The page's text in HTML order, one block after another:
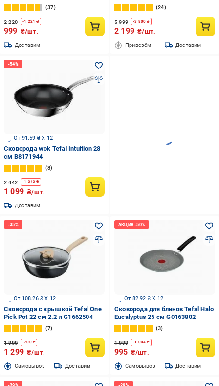
37
2 220 -1 221 ₴
999 ₴/шт.
Доставим
24
5 999 -3 800 ₴
2 199 ₴/шт.
Привезём Доставим
От 91.59 ₴ X 12
Сковорода wok Tefal Intuition 28
cм B8171944
8
2 442 -1 343 ₴
1 099 ₴/шт.
Доставим
От 108.26 ₴ X 12
Сковорода с крышкой Tefal One
Pick Pot 22 см 2.2 л G1662504
7
1 999 -700₴
1 299 ₴/шт.
Cамовывоз Доставим
От 82.92 ₴ X 12
Сковорода для блинов Tefal Halo
Eucalyptus 25 см G0163802
3
1 999 -1 004 ₴
995 ₴/шт.
Cамовывоз Доставим